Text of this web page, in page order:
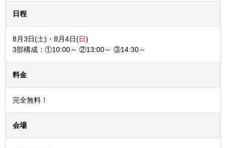
日程
8月3日(土)・8月4日(日)
3部構成：①10:00～ ②13:00～ ③14:30～
料金
完全無料！
会場